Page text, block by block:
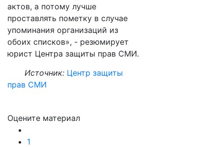
актов, а потому лучше
проставлять пометку в случае
упоминания организаций из
обоих списков», - резюмирует
юрист Центра защиты прав СМИ.
Источник: Центр защиты
прав СМИ
Оцените материал
1